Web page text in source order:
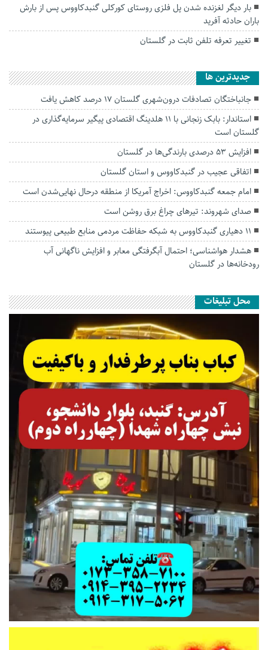
بار دیگر لغزنده شدن پل فلزی روستای کورکلی گنبدکاووس پس از بارش
باران حادثه آفرید
تغییر تعرفه تلفن ثابت در گلستان
جديدترين ها
جانباختگان تصادفات درون‌شهری گلستان ۱۷ درصد کاهش یافت
استاندار: بابک زنجانی با ۱۱ هلدینگ اقتصادی پیگیر سرمایه‌گذاری در
گلستان است
افزایش ۵۳ درصدی بارندگی‌ها در گلستان
اتفاقی عجیب در‌ گنبدکاووس و استان گلستان
امام جمعه گنبدکاووس: اخراج آمریکا از منطقه درحال نهایی‌شدن است
صدای شهروند: تیرهای چراغ برق روشن است
۱۱ دهیاری گنبدکاووس به شبکه حفاظت مردمی منابع طبیعی پیوستند
هشدار هواشناسی؛ احتمال آبگرفتگی معابر و افزایش ناگهانی آب
رودخانه‌ها در گلستان
محل تبلیغات